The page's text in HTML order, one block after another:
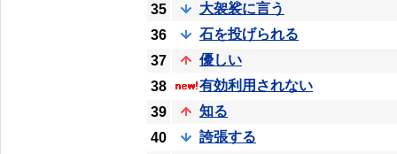
35
大袈裟に言う
36
石を投げられる
37
優しい
38
有効利用されない
39
知る
40
誇張する